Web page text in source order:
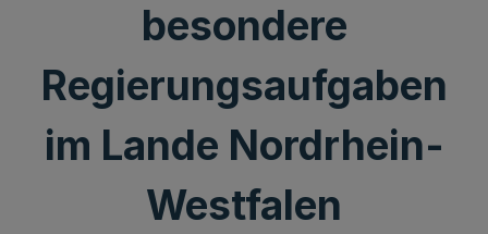
besondere
Regierungsaufgaben
im Lande Nordrhein-
Westfalen